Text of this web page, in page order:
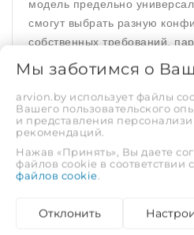
модель предельно
смогут выбрать разную
собственных требований,
где осуществляется монтаж,
Тип полотенцесушителя:
Форма: Лесенка
Количество перекладин:
Группировка: 5-6-5
Ширина, мм: 432
Мы заботимся о
arvion.by использует файлы
Вашего пользовательского
и представления
рекомендаций.
Нажав «Принять», Вы даете
файлов cookie в соответствии с
файлов cookie.
Отклонить